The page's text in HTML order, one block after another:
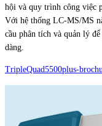
hội và quy trình công việc
Với hệ thống LC-MS/MS
cầu phân tích và quản lý
dàng.
TripleQuad5500plus-